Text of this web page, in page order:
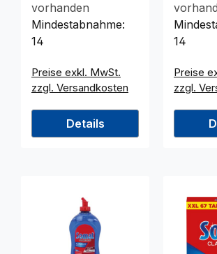
vorhanden
Mindestabnahme:
14
Preise exkl. MwSt.
zzgl. Versandkosten
Details
14
Preise
zzgl.